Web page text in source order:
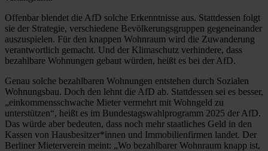
Offenbar blendet die AfD solche Erkenntnisse aus. Stattdessen folgt
sie der Strategie, verschiedene Bevölkerungsgruppen gegeneinander
auszuspielen. Für den knappen Wohnraum wird die Zuwanderung
verantwortlich gemacht. Und der Klimaschutz verhindere, dass
bezahlbare Wohnungen gebaut würden, heißt es bei der AfD.
Genau solche bezahlbaren Wohnungen entstehen durch Sozialen
Wohnungsbau. Doch den lehnt die AfD ab. Stattdessen sei es besser,
„einkommensschwache Mieter vermehrt mit Wohngeld zu
unterstützen“, heißt es im Bundestagswahlprogramm 2025 der AfD.
Das würde aber bedeuten, dass noch mehr staatliches Geld in den
Kassen von Hausbesitzer*innen und Immobilienfirmen landet. Der
Berliner Mieterverein meint: „Wo bezahlbarer Wohnraum knapp ist,